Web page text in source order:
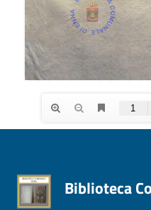
Biblioteca